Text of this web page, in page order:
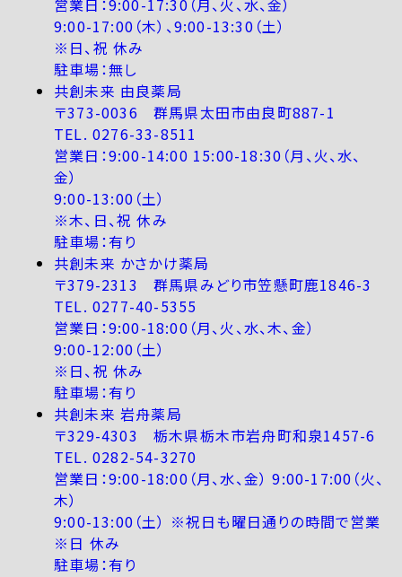
営業日：9:00-17:30（月、火、水、金）
9:00-17:00（木）、9:00-13:30（土）
※日、祝 休み
駐車場：無し
共創未来 由良薬局
〒373-0036 群馬県太田市由良町887-1
TEL. 0276-33-8511
営業日：9:00-14:00 15:00-18:30（月、火、水、
金）
9:00-13:00（土）
※木、日、祝 休み
駐車場：有り
共創未来 かさかけ薬局
〒379-2313 群馬県みどり市笠懸町鹿1846-3
TEL. 0277-40-5355
営業日：9:00-18:00（月、火、水、木、金）
9:00-12:00（土）
※日、祝 休み
駐車場：有り
共創未来 岩舟薬局
〒329-4303 栃木県栃木市岩舟町和泉1457-6
TEL. 0282-54-3270
営業日：9:00-18:00（月、水、金） 9:00-17:00（火、
木）
9:00-13:00（土） ※祝日も曜日通りの時間で営業
※日 休み
駐車場：有り